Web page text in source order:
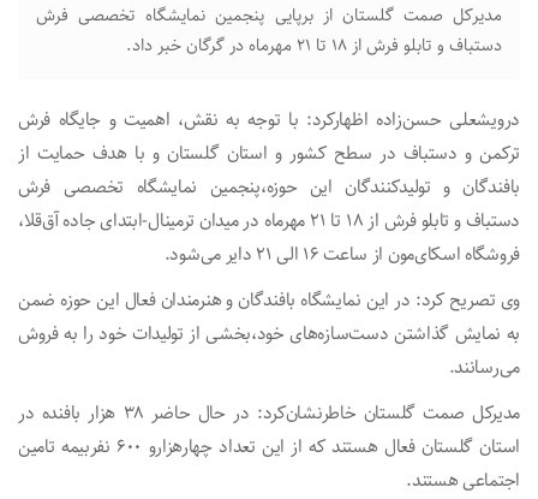
مدیرکل صمت گلستان از برپایی پنجمین نمایشگاه تخصصی فرش
دستباف و تابلو فرش از ۱۸ تا ۲۱ مهرماه در گرگان خبر داد.
درویشعلی حسن‌زاده اظهارکرد: با توجه به نقش، اهمیت و جایگاه فرش
ترکمن و دستباف در سطح کشور و استان گلستان و با هدف حمایت از
بافندگان و تولیدکنندگان این حوزه،پنجمین نمایشگاه تخصصی فرش
دستباف و تابلو فرش از ۱۸ تا ۲۱ مهرماه در میدان ترمینال-ابتدای جاده آق‌قلا،
فروشگاه اسکای‌مون از ساعت ۱۶ الی ۲۱ دایر می‌شود.
وی تصریح کرد: در این نمایشگاه بافندگان و هنرمندان فعال این حوزه ضمن
به نمایش گذاشتن دست‌سازه‌های خود،بخشی از تولیدات خود را به فروش
می‌رسانند.
مدیرکل صمت گلستان خاطرنشان‌کرد: در حال حاضر ۳۸ هزار بافنده در
استان گلستان فعال هستند که از این تعداد چهارهزارو ۶۰۰ نفربیمه تامین
اجتماعی هستند.